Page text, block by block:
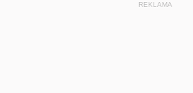
REKLAMA